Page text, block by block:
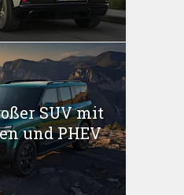
SUV mit
und PHEV